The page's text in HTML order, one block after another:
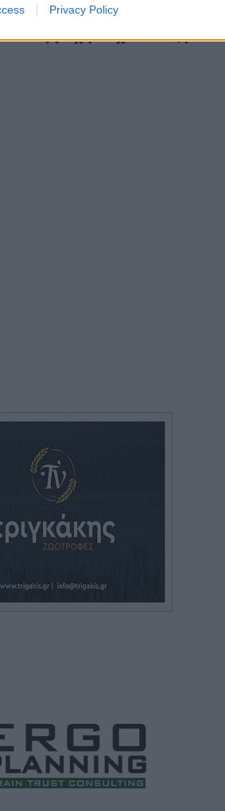
Privacy Policy
βροχή το χάλασε (φώτο